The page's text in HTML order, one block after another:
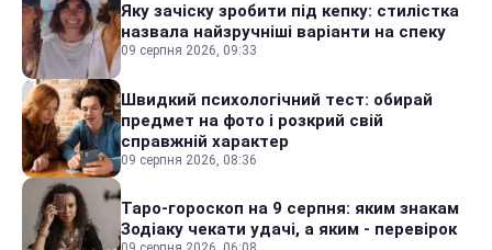
Яку зачіску зробити під кепку: стилістка
назвала найзручніші варіанти на спеку
09 серпня 2026, 09:33
Швидкий психологічний тест: обирай
предмет на фото і розкрий свій
справжній характер
09 серпня 2026, 08:36
Таро-гороскоп на 9 серпня: яким знакам
Зодіаку чекати удачі, а яким - перевірок